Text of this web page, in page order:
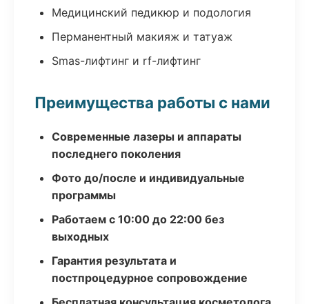
Медицинский педикюр и подология
Перманентный макияж и татуаж
Smas-лифтинг и rf-лифтинг
Преимущества работы с нами
Современные лазеры и аппараты
последнего поколения
Фото до/после и индивидуальные
программы
Работаем с 10:00 до 22:00 без
выходных
Гарантия результата и
постпроцедурное сопровождение